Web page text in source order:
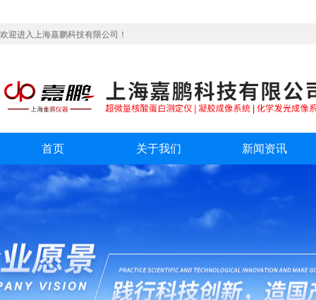
欢迎进入上海嘉鹏科技有限公司！
首页 关于我们 新闻资讯